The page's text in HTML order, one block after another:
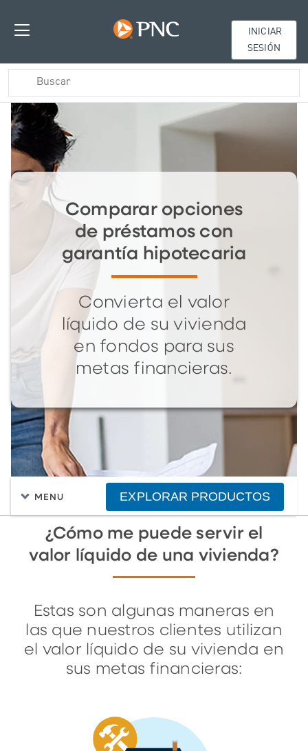
INICIAR
SESIÓN
Comparar opciones
de préstamos con
garantía hipotecaria
Convierta el valor
líquido de su vivienda
en fondos para sus
metas financieras.
MENU EXPLORAR PRODUCTOS
¿Cómo me puede servir el
valor líquido de una vivienda?
Estas son algunas maneras en
las que nuestros clientes utilizan
el valor líquido de su vivienda en
sus metas financieras: